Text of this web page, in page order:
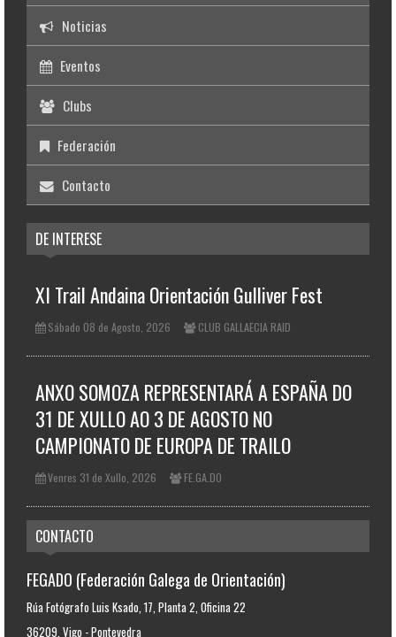
Noticias
Eventos
Clubs
Federación
Contacto
DE INTERESE
XI Trail Andaina Orientación Gulliver Fest
Sábado 08 de Agosto, 2026 CLUB GALLAECIA RAID
ANXO SOMOZA REPRESENTARÁ A ESPAÑA DO
31 DE XULLO AO 3 DE AGOSTO NO
CAMPIONATO DE EUROPA DE TRAILO
Venres 31 de Xullo, 2026 FE.GA.DO
CONTACTO
FEGADO (Federación Galega de Orientación)
Rúa Fotógrafo Luis Ksado, 17, Planta 2, Oficina 22
36209, Vigo - Pontevedra